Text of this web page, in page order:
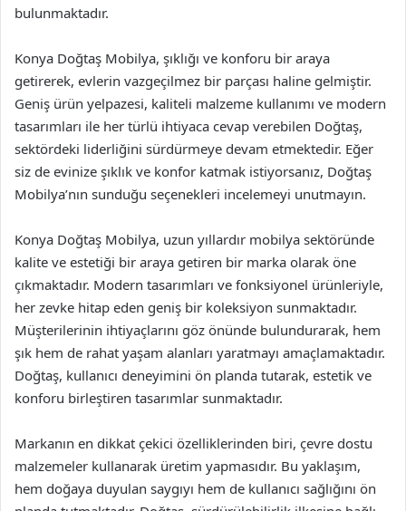
bulunmaktadır.
Konya Doğtaş Mobilya, şıklığı ve konforu bir araya
getirerek, evlerin vazgeçilmez bir parçası haline gelmiştir.
Geniş ürün yelpazesi, kaliteli malzeme kullanımı ve modern
tasarımları ile her türlü ihtiyaca cevap verebilen Doğtaş,
sektördeki liderliğini sürdürmeye devam etmektedir. Eğer
siz de evinize şıklık ve konfor katmak istiyorsanız, Doğtaş
Mobilya’nın sunduğu seçenekleri incelemeyi unutmayın.
Konya Doğtaş Mobilya, uzun yıllardır mobilya sektöründe
kalite ve estetiği bir araya getiren bir marka olarak öne
çıkmaktadır. Modern tasarımları ve fonksiyonel ürünleriyle,
her zevke hitap eden geniş bir koleksiyon sunmaktadır.
Müşterilerinin ihtiyaçlarını göz önünde bulundurarak, hem
şık hem de rahat yaşam alanları yaratmayı amaçlamaktadır.
Doğtaş, kullanıcı deneyimini ön planda tutarak, estetik ve
konforu birleştiren tasarımlar sunmaktadır.
Markanın en dikkat çekici özelliklerinden biri, çevre dostu
malzemeler kullanarak üretim yapmasıdır. Bu yaklaşım,
hem doğaya duyulan saygıyı hem de kullanıcı sağlığını ön